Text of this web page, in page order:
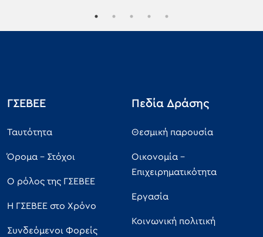
ΓΣΕΒΕΕ
Ταυτότητα
Όρομα - Στόχοι
Ο ρόλος της ΓΣΕΒΕΕ
Η ΓΣΕΒΕΕ στο Χρόνο
Συνδεόμενοι Φορείς
Πεδία Δράσης
Θεσμική παρουσία
Οικονομία -
Επιχειρηματικότητα
Εργασία
Κοινωνική πολιτική